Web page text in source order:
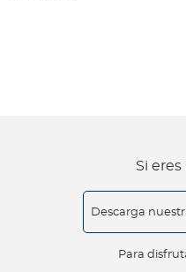
Si
Descarga
Para